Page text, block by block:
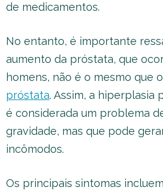
de medicamentos.
No entanto, é importante
aumento da próstata, que
homens, não é o mesmo que o
próstata. Assim, a hiperplasia
é considerada um problema
gravidade, mas que pode
incômodos.
Os principais sintomas